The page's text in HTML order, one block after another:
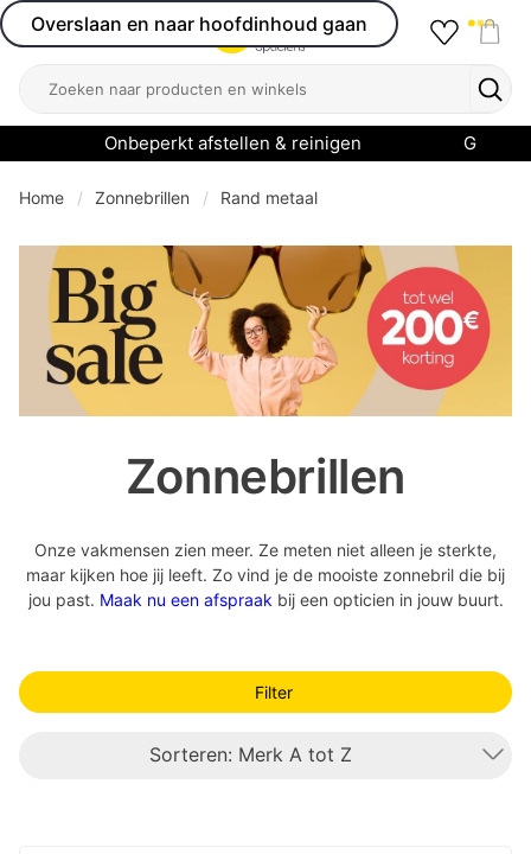
Overslaan en naar hoofdinhoud gaan
Open menu
Zoeken
Onbeperkt afstellen & reinigen
menu
Home Zonnebrillen Rand metaal
Zonnebrillen
Onze vakmensen zien meer. Ze meten niet alleen je sterkte,
maar kijken hoe jij leeft. Zo vind je de mooiste zonnebril die bij
jou past. Maak nu een afspraak bij een opticien in jouw buurt.
Filter
Sorteren: Merk A tot Z